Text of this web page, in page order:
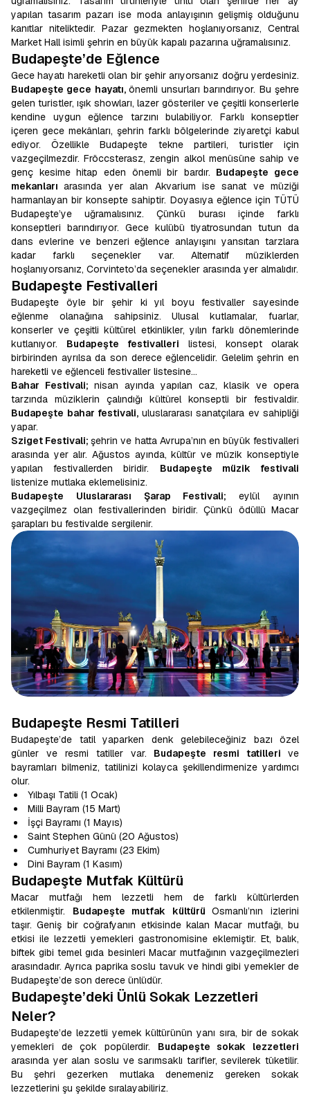
yapılan tasarım pazarı ise moda anlayışının gelişmiş olduğunu
kanıtlar niteliktedir. Pazar gezmekten hoşlanıyorsanız, Central
Market Hall isimli şehrin en büyük kapalı pazarına uğramalısınız.
Budapeşte’de Eğlence
Gece hayatı hareketli olan bir şehir arıyorsanız doğru yerdesiniz.
Budapeşte gece hayatı, önemli unsurları barındırıyor. Bu şehre
gelen turistler, ışık showları, lazer gösteriler ve çeşitli konserlerle
kendine uygun eğlence tarzını bulabiliyor. Farklı konseptler
içeren gece mekânları, şehrin farklı bölgelerinde ziyaretçi kabul
ediyor. Özellikle Budapeşte tekne partileri, turistler için
vazgeçilmezdir. Fröccsterasz, zengin alkol menüsüne sahip ve
genç kesime hitap eden önemli bir bardır. Budapeşte gece
mekanlarıarasında yer alan Akvarium ise sanat ve müziği
harmanlayan bir konsepte sahiptir. Doyasıya eğlence için TÜTÜ
Budapeşte’ye uğramalısınız. Çünkü burası içinde farklı
konseptleri barındırıyor. Gece kulübü tiyatrosundan tutun da
dans evlerine ve benzeri eğlence anlayışını yansıtan tarzlara
kadar farklı seçenekler var. Alternatif müziklerden
hoşlanıyorsanız, Corvinteto’da seçenekler arasında yer almalıdır.
Budapeşte Festivalleri
Budapeşte öyle bir şehir ki yıl boyu festivaller sayesinde
eğlenme olanağına sahipsiniz. Ulusal kutlamalar, fuarlar,
konserler ve çeşitli kültürel etkinlikler, yılın farklı dönemlerinde
kutlanıyor. Budapeşte festivalleri listesi, konsept olarak
birbirinden ayrılsa da son derece eğlencelidir. Gelelim şehrin en
hareketli ve eğlenceli festivaller listesine…
Bahar Festivali; nisan ayında yapılan caz, klasik ve opera
tarzında müziklerin çalındığı kültürel konseptli bir festivaldir.
Budapeşte bahar festivali, uluslararası sanatçılara ev sahipliği
yapar.
Sziget Festivali;şehrin ve hatta Avrupa’nın en büyük festivalleri
arasında yer alır. Ağustos ayında, kültür ve müzik konseptiyle
yapılan festivallerden biridir. Budapeşte müzik festivali
listenize mutlaka eklemelisiniz.
Budapeşte Uluslararası Şarap Festivali;eylül ayının
vazgeçilmez olan festivallerinden biridir. Çünkü ödüllü Macar
şarapları bu festivalde sergilenir.
Budapeşte Resmi Tatilleri
Budapeşte’de tatil yaparken denk gelebileceğiniz bazı özel
günler ve resmi tatiller var. Budapeşte resmi tatilleri ve
bayramları bilmeniz, tatilinizi kolayca şekillendirmenize yardımcı
olur.
Yılbaşı Tatili (1 Ocak)
Milli Bayram (15 Mart)
İşçi Bayramı (1 Mayıs)
Saint Stephen Günü (20 Ağustos)
Cumhuriyet Bayramı (23 Ekim)
Dini Bayram (1 Kasım)
Budapeşte Mutfak Kültürü
Macar mutfağı hem lezzetli hem de farklı kültürlerden
etkilenmiştir. Budapeşte mutfak kültürüOsmanlı’nın izlerini
taşır. Geniş bir coğrafyanın etkisinde kalan Macar mutfağı, bu
etkisi ile lezzetli yemekleri gastronomisine eklemiştir. Et, balık,
biftek gibi temel gıda besinleri Macar mutfağının vazgeçilmezleri
arasındadır. Ayrıca paprika soslu tavuk ve hindi gibi yemekler de
Budapeşte’de son derece ünlüdür.
Budapeşte’deki Ünlü Sokak Lezzetleri
Neler?
Budapeşte’de lezzetli yemek kültürünün yanı sıra, bir de sokak
yemekleri de çok popülerdir. Budapeşte sokak lezzetleri
arasında yer alan soslu ve sarımsaklı tarifler, sevilerek tüketilir.
Bu şehri gezerken mutlaka denemeniz gereken sokak
lezzetlerini şu şekilde sıralayabiliriz.